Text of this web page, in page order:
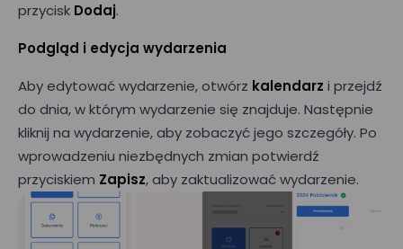
przycisk Dodaj.
Podgląd i edycja wydarzenia
Aby edytować wydarzenie, otwórz kalendarz i przejdź
do dnia, w którym wydarzenie się znajduje. Następnie
kliknij na wydarzenie, aby zobaczyć jego szczegóły. Po
wprowadzeniu niezbędnych zmian potwierdź
przyciskiem Zapisz, aby zaktualizować wydarzenie.